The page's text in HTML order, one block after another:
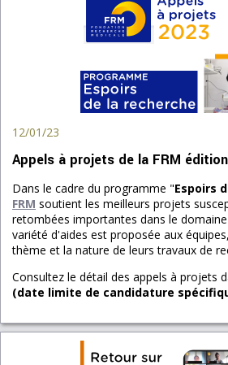
12/01/23
Appels à projets de la FRM
Dans le cadre du programme "Espoirs
FRM soutient les meilleurs projets
retombées importantes dans le
variété d'aides est proposée aux
thème et la nature de leurs travaux de
Consultez le détail des appels à projets
(date limite de candidature